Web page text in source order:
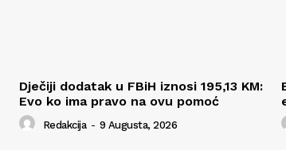
Dječiji dodatak u FBiH iznosi 195,13 KM:
Evo ko ima pravo na ovu pomoć
Redakcija - 9 Augusta, 2026